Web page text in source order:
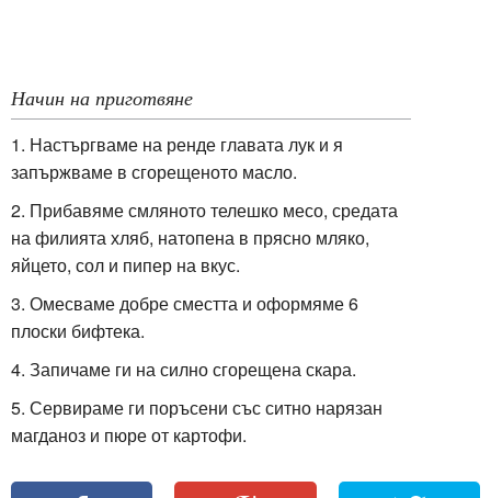
Начин на приготвяне
1. Настъргваме на ренде главата лук и я
запържваме в сгорещеното масло.
2. Прибавяме смляното телешко месо, средата
на филията хляб, натопена в прясно мляко,
яйцето, сол и пипер на вкус.
3. Омесваме добре сместта и оформяме 6
плоски бифтека.
4. Запичаме ги на силно сгорещена скара.
5. Сервираме ги поръсени със ситно нарязан
магданоз и пюре от картофи.